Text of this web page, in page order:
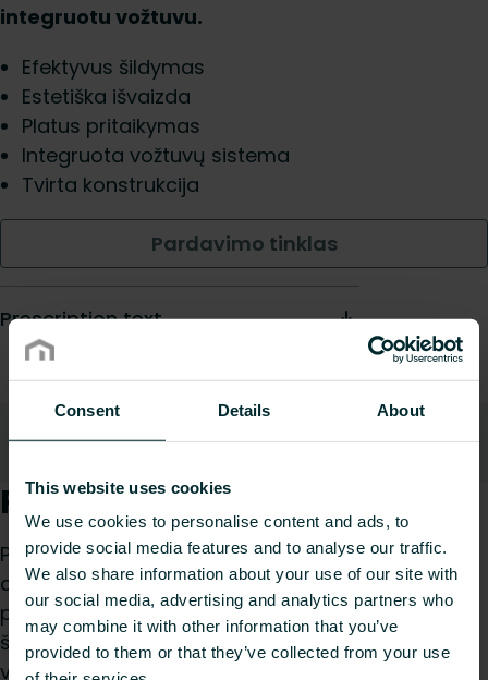
Consent Details About
This website uses cookies
We use cookies to personalise content and ads, to
provide social media features and to analyse our traffic.
We also share information about your use of our site with
our social media, advertising and analytics partners who
may combine it with other information that you’ve
provided to them or that they’ve collected from your use
integruotu vožtuvu.
Efektyvus šildymas
Estetiška išvaizda
Platus pritaikymas
Integruota vožtuvų sistema
Tvirta konstrukcija
Pardavimo tinklas
Prescription text
Aprašymas Atsisiuntimai Į viršų
Produkto aprašymas
Purmo Flex Plan plokščiasis radiatorius su
centriniu apatiniu pajungimu ir visiškai lygiu
priekiniu paneliu. Su konvekcijos elementais,
šoniniais skydais ir viršutine grotele. Integruotas
vožtuvo įdėklas su išankstiniu nustatymu, atitinka